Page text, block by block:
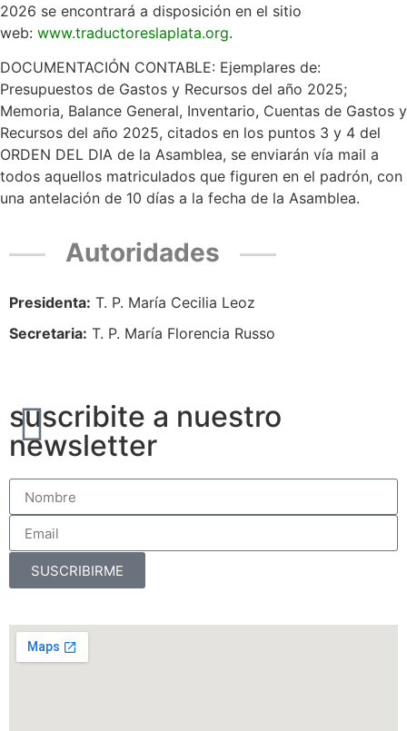
2026 se encontrará a disposición en el sitio
web: www.traductoreslaplata.org.
DOCUMENTACIÓN CONTABLE: Ejemplares de:
Presupuestos de Gastos y Recursos del año 2025;
Memoria, Balance General, Inventario, Cuentas de Gastos y
Recursos del año 2025, citados en los puntos 3 y 4 del
ORDEN DEL DIA de la Asamblea, se enviarán vía mail a
todos aquellos matriculados que figuren en el padrón, con
una antelación de 10 días a la fecha de la Asamblea.
Autoridades
Presidenta: T. P. María Cecilia Leoz
Secretaria: T. P. María Florencia Russo
suscribite a nuestro
newsletter
SUSCRIBIRME